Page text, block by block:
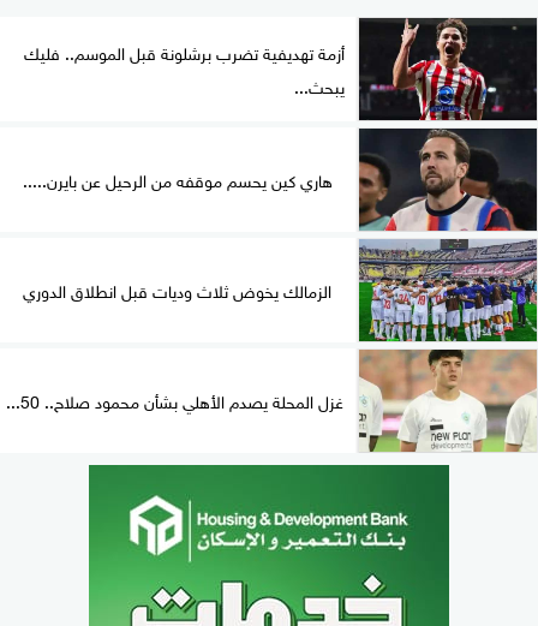
أزمة تهديفية تضرب برشلونة قبل الموسم.. فليك
يبحث...
هاري كين يحسم موقفه من الرحيل عن بايرن.....
الزمالك يخوض ثلاث وديات قبل انطلاق الدوري
غزل المحلة يصدم الأهلي بشأن محمود صلاح.. 50...